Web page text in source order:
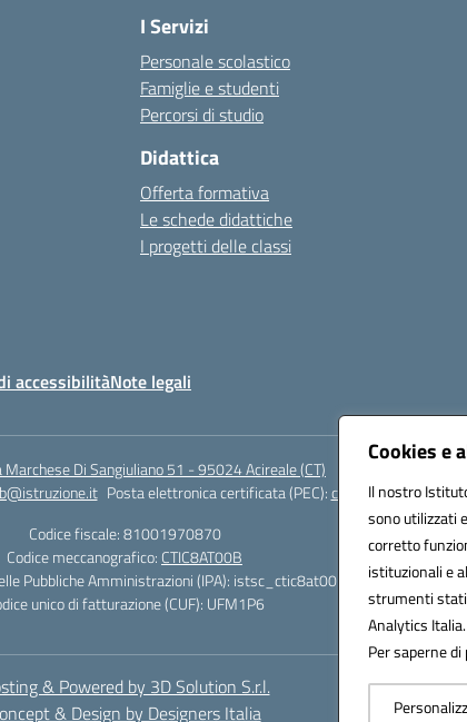
Cookies e
Il nostro
sono utilizzati
corretto
istituzionali e
strumenti
Analytics Italia.
Per saperne
I Servizi
Personale scolastico
Famiglie e studenti
Percorsi di studio
Didattica
Offerta formativa
Le schede didattiche
I progetti delle classi
accessibilitàNote legali
Marchese Di Sangiuliano 51 - 95024 Acireale (CT)
Posta elettronica certificata (PEC):
Codice fiscale: 81001970870
Codice meccanografico: CTIC8AT00B
Pubbliche Amministrazioni (IPA): istsc_ctic8at00b
unico di fatturazione (CUF): UFM1P6
& Powered by 3D Solution S.r.l.
& Design by Designers Italia